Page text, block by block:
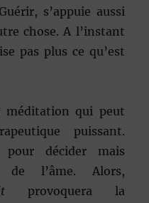
s’appuie aussi
chose. A l’instant
pas plus ce qu’est
méditation qui peut
puissant.
décider mais
de l’âme. Alors,
provoquera la